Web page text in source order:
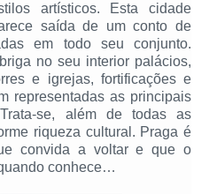
artísticos. Esta cidade
saída de um conto de
em todo seu conjunto.
no seu interior palácios,
e igrejas, fortificações e
representadas as principais
se, além de todas as
riqueza cultural. Praga é
convida a voltar e que o
conhece…